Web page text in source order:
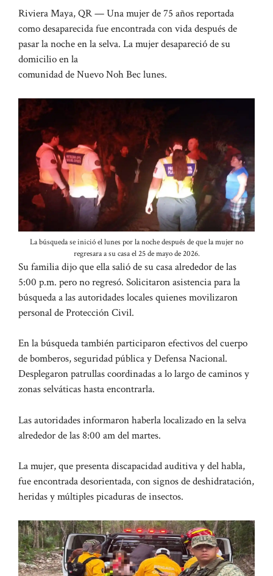
Riviera Maya, QR — Una mujer de 75 años reportada
como desaparecida fue encontrada con vida después de
pasar la noche en la selva. La mujer desapareció de su
domicilio en la
comunidad de Nuevo Noh Bec lunes.
La búsqueda se inició el lunes por la noche después de que la mujer no
regresara a su casa el 25 de mayo de 2026.
Su familia dijo que ella salió de su casa alrededor de las
5:00 p.m. pero no regresó. Solicitaron asistencia para la
búsqueda a las autoridades locales quienes movilizaron
personal de Protección Civil.
En la búsqueda también participaron efectivos del cuerpo
de bomberos, seguridad pública y Defensa Nacional.
Desplegaron patrullas coordinadas a lo largo de caminos y
zonas selváticas hasta encontrarla.
Las autoridades informaron haberla localizado en la selva
alrededor de las 8:00 am del martes.
La mujer, que presenta discapacidad auditiva y del habla,
fue encontrada desorientada, con signos de deshidratación,
heridas y múltiples picaduras de insectos.